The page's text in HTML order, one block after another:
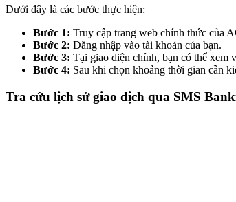
Dưới đây là các bước thực hiện:
Bước 1: Truy cập trang web chính thức của
Bước 2: Đăng nhập vào tài khoản của bạn.
Bước 3: Tại giao diện chính, bạn có thể xem
Bước 4: Sau khi chọn khoảng thời gian cần
Tra cứu lịch sử giao dịch qua SMS